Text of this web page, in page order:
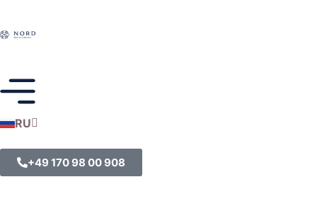
RU
DE
+49 170 98 00 908